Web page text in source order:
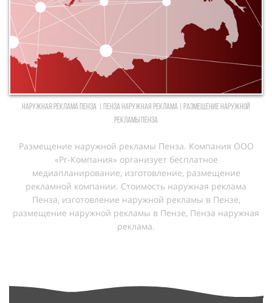
Наружная реклама Пенза | Пенза Наружная реклама | Размещение наружной
рекламы Пенза
Размещение наружной рекламы Пенза. Компания ООО
«Pr-Компания» организует бесплатное
медиапланирование, изготовление, размещение
рекламной компании. Cтоимость наружная реклама
Пенза, изготовление наружной рекламы в Пензе,
размещение наружной рекламы в Пензе, Пенза наружная
реклама.